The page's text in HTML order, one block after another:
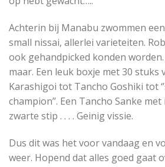
Achterin bij Manabu zwommen
small nissai, allerlei varieteiten.
ook gehandpicked konden worden.
maar. Een leuk boxje met 30 stuks
Karashigoi tot Tancho Goshiki tot
champion’’. Een Tancho Sanke
zwarte stip . . . . Geinig vissie.
Dus dit was het voor vandaag en
weer. Hopend dat alles goed gaat